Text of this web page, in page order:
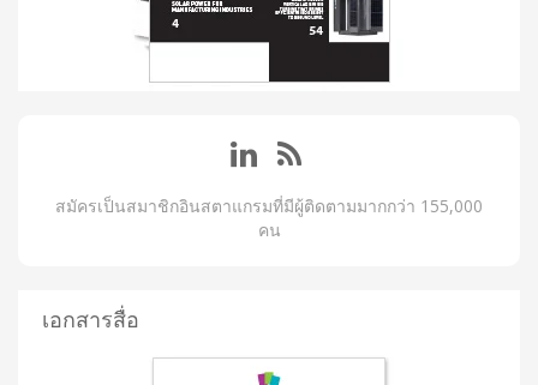
สมัครเป็นสมาชิกอินสตาแกรมที่มีผู้ติดตามมากกว่า 155,000
คน
เอกสารสื่อ